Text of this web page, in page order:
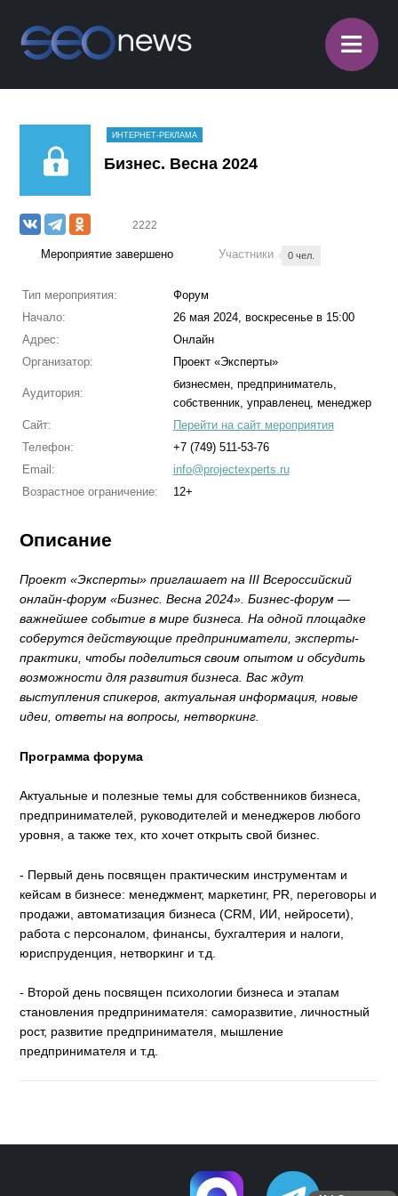
≡
ИНТЕРНЕТ-РЕКЛАМА
Бизнес. Весна 2024
2222
Мероприятие завершено Участники 0 чел.
Тип мероприятия:
Форум
Начало:
26 мая 2024, воскресенье в 15:00
Адрес:
Онлайн
Организатор:
Проект «Эксперты»
Аудитория:
бизнесмен, предприниматель,
собственник, управленец, менеджер
Сайт:
Перейти на сайт мероприятия
Телефон:
+7 (749) 511-53-76
Email:
info@projectexperts.ru
Возрастное ограничение:
12+
Описание
Проект «Эксперты» приглашает на III Всероссийский
онлайн-форум «Бизнес. Весна 2024». Бизнес-форум —
важнейшее событие в мире бизнеса. На одной площадке
соберутся действующие предприниматели, эксперты-
практики, чтобы поделиться своим опытом и обсудить
возможности для развития бизнеса. Вас ждут
выступления спикеров, актуальная информация, новые
идеи, ответы на вопросы, нетворкинг.
Программа форума
Актуальные и полезные темы для собственников бизнеса,
предпринимателей, руководителей и менеджеров любого
уровня, а также тех, кто хочет открыть свой бизнес.
- Первый день посвящен практическим инструментам и
кейсам в бизнесе: менеджмент, маркетинг, PR, переговоры и
продажи, автоматизация бизнеса (CRM, ИИ, нейросети),
работа с персоналом, финансы, бухгалтерия и налоги,
юриспруденция, нетворкинг и т.д.
- Второй день посвящен психологии бизнеса и этапам
становления предпринимателя: саморазвитие, личностный
рост, развитие предпринимателя, мышление
предпринимателя и т.д.